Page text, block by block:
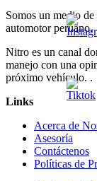
Somos un medio
automotor peruano.
Nitro es un canal
manejo con una
próximo vehículo. .
Links
Acerca de
Asesoría
Contáctenos
Políticas de